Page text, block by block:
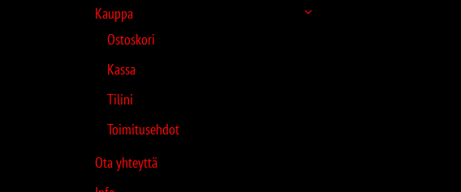
Kauppa
Ostoskori
Kassa
Tilini
Toimitusehdot
Ota yhteyttä